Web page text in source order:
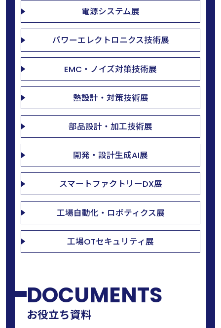
電源システム展
パワーエレクトロニクス技術展
EMC・ノイズ対策技術展
熱設計・対策技術展
部品設計・加工技術展
開発・設計生成AI展
スマートファクトリーDX展
工場自動化・ロボティクス展
工場OTセキュリティ展
DOCUMENTS
お役立ち資料